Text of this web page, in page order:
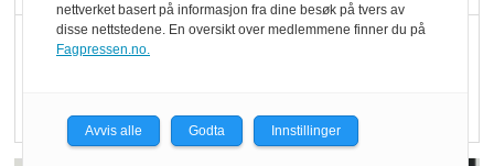
Rapport: Økokundene
det?
nettverket basert på informasjon fra dine besøk på tvers av
disse nettstedene. En oversikt over medlemmene finner du på
Fagpressen.no.
Avvis alle Godta Innstillinger